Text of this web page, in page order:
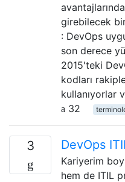
girebilecek
: DevOps
son derece
2015'teki
kodları
kullanıyorlar
32
3 DevOps
Kariyerim
hem de ITIL